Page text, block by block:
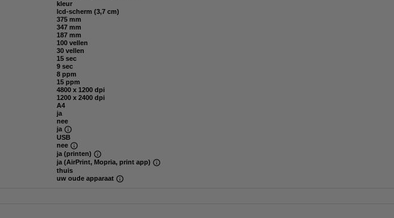
kleur
lcd-scherm (3,7 cm)
375 mm
347 mm
187 mm
100 vellen
30 vellen
15 sec
9 sec
8 ppm
15 ppm
4800 x 1200 dpi
1200 x 2400 dpi
A4
ja
nee
ja
USB
nee
ja (printen)
ja (AirPrint, Mopria, print app)
thuis
uw oude apparaat